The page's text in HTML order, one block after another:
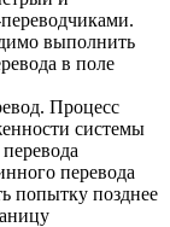
выполнить
в поле
Процесс
системы
перевода
попытку позднее